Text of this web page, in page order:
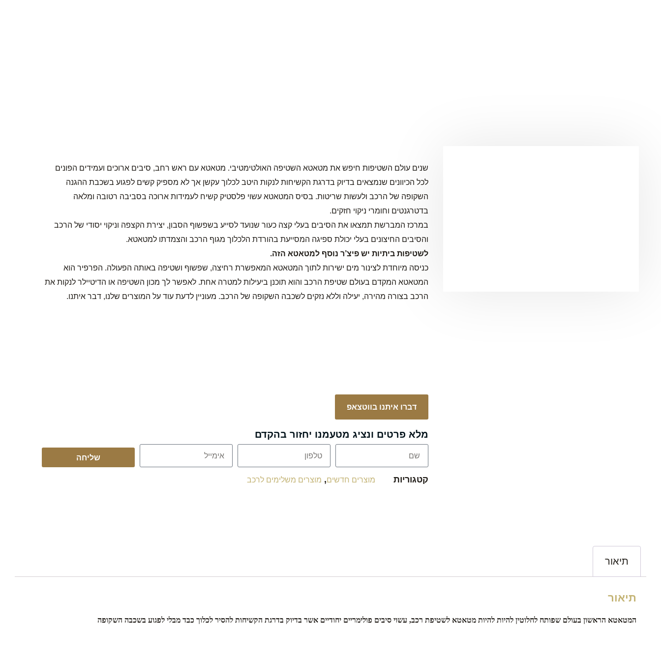
שנים עולם השטיפות חיפש את מטאטא השטיפה האולטימטיבי. מטאטא עם ראש רחב, סיבים ארוכים ועמידים הפונים
לכל הכיוונים שנמצאים בדיוק בדרגת הקשיחות לנקות היטב לכלוך עקשן אך לא מספיק קשים לפגוע בשכבת ההגנה
השקופה של הרכב ולעשות שריטות. בסיס המטאטא עשוי פלסטיק קשיח לעמידות ארוכה בסביבה רטובה ומלאה
בדטרגנטים וחומרי ניקוי חזקים.
במרכז המברשת תמצאו את הסיבים בעלי קצה כעור שנועד לסייע בשפשוף הסבון, יצירת הקצפה וניקוי יסודי של הרכב
והסיבים החיצונים בעלי יכולת ספיגה המסייעת בהורדת הלכלוך מגוף הרכב והצמדתו למטאטא.
לשטיפות ביתיות יש פיצ’ר נוסף למטאטא הזה.
כניסה מיוחדת לצינור מים ישירות לתוך המטאטא המאפשרת רחיצה, שפשוף ושטיפה באותה הפעולה. הפרפיר הוא
המטאטא המקדם בעולם שטיפת הרכב והוא תוכנן ביעילות למטרה אחת. לאפשר לך מכון השטיפה או הדיטיילר לנקות את
הרכב בצורה מהירה, יעילה וללא נזקים לשכבה השקופה של הרכב. מעוניין לדעת עוד על המוצרים שלנו, דבר איתנו.
דברו איתנו בווטצאפ
מלא פרטים ונציג מטעמנו יחזור בהקדם
שליחה
קטגוריות מוצרים חדשים, מוצרים משלימים לרכב
תיאור
תיאור
המטאטא הראשון בעולם שפותח לחלוטין להיות להיות מטאטא לשטיפת רכב, עשוי סיבים פולימריים יחודיים אשר בדיוק בדרגת הקשיחות להסיר לכלוך כבד מבלי לפגוע בשכבה השקופה